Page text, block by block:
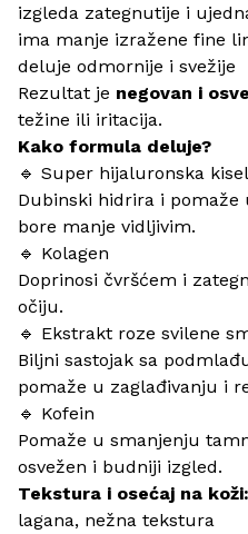
izgleda zategnutije i
ima manje izražene fine
deluje odmornije i svežije
Rezultat je negovan i
težine ili iritacija.
Kako formula deluje?
🔹 Super hijaluronska
Dubinski hidrira i pomaže
bore manje vidljivim.
🔹 Kolagen
Doprinosi čvršćem i
očiju.
🔹 Ekstrakt roze svilene
Biljni sastojak sa
pomaže u zaglađivanju i
🔹 Kofein
Pomaže u smanjenju
osvežen i budniji izgled.
Tekstura i osećaj na koži:
lagana, nežna tekstura